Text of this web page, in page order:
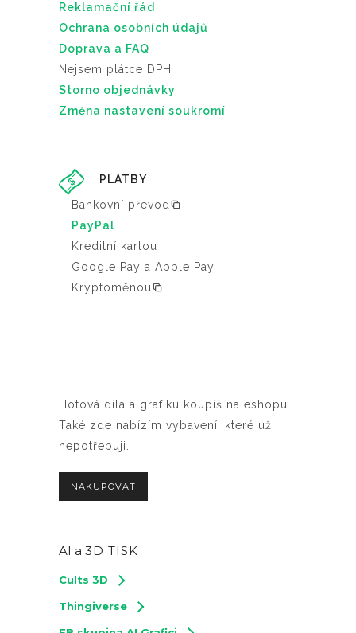
Reklamační řád
Ochrana osobních údajů
Doprava a FAQ
Nejsem plátce DPH
Storno objednávky
Změna nastavení soukromí
PLATBY
Bankovní převod
PayPal
Kreditní kartou
Google Pay a Apple Pay
Kryptoměnou
Hotová díla a grafiku koupíš na eshopu.
Také zde nabízím vybavení, které už
nepotřebuji.
NAKUPOVAT
AI a 3D TISK
Cults 3D
Thingiverse